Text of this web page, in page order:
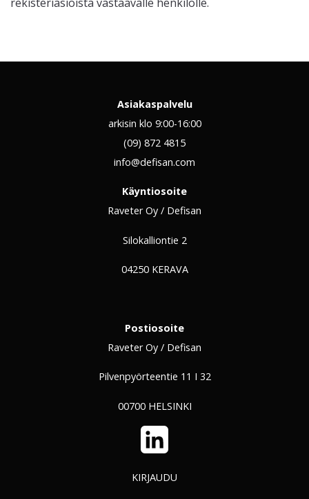
rekisteriasioista vastaavalle henkilölle.
Asiakaspalvelu
arkisin klo 9:00-16:00
(09) 872 4815
info@defisan.com
Käyntiosoite
Raveter Oy / Defisan
Silokalliontie 2
04250 KERAVA
Postiosoite
Raveter Oy / Defisan
Pilvenpyörteentie 11 I 32
00700 HELSINKI
KIRJAUDU